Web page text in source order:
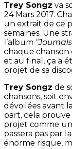
Trey Songz va
24 Mars 2017.
un extrait de ce
semaines. Une
l’album
chaque chanson
et au final, ça a
projet de sa
Trey Songz de
chansons, soit
dévoilées avant
part, cela
projet comme
passera pas par
énorme risque,